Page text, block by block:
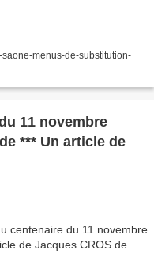
menus-de-substitution-
11 novembre
*** Un article de